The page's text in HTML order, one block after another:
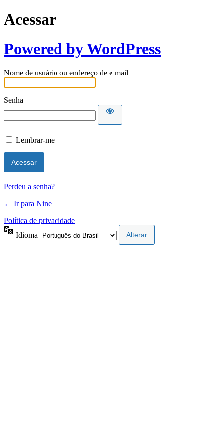
Acessar
Powered by WordPress
Nome de usuário ou endereço de e-mail
Senha
Lembrar-me
Perdeu a senha?
← Ir para Nine
Política de privacidade
Idioma